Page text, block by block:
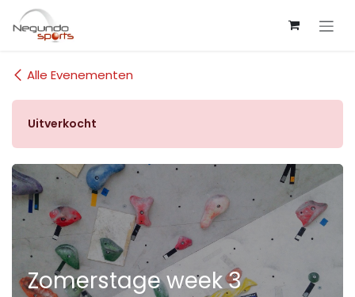
Overslaan naar inhoud
Alle Evenementen
Uitverkocht
Zomerstage week 3